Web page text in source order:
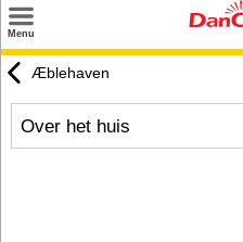
Menu
Inspiratie
Informatie over
Æblehaven
Over het huis